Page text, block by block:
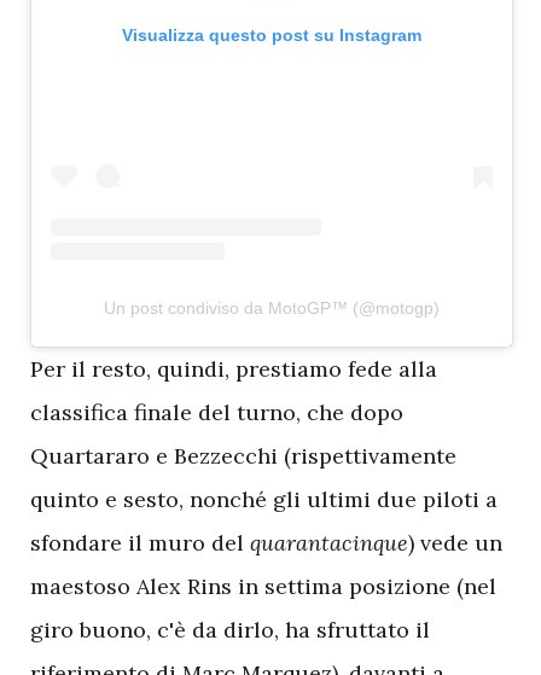
Visualizza questo post su Instagram
Un post condiviso da MotoGP™ (@motogp)
Per il resto, quindi, prestiamo fede alla
classifica finale del turno, che dopo
Quartararo e Bezzecchi (rispettivamente
quinto e sesto, nonché gli ultimi due piloti a
sfondare il muro del quarantacinque) vede un
maestoso Alex Rins in settima posizione (nel
giro buono, c'è da dirlo, ha sfruttato il